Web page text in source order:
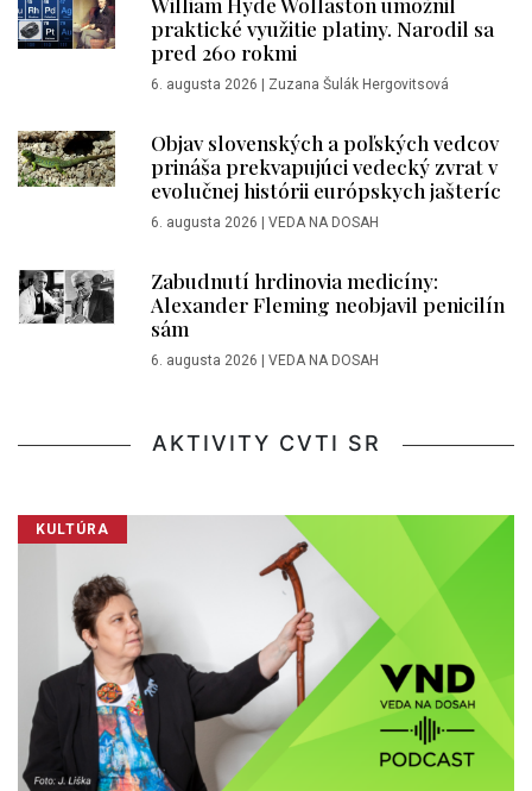
praktické využitie platiny. Narodil sa
pred 260 rokmi
6. augusta 2026 Zuzana Šulák Hergovitsová
Objav slovenských a poľských vedcov
prináša prekvapujúci vedecký zvrat v
evolučnej histórii európskych jašteríc
6. augusta 2026 VEDA NA DOSAH
Zabudnutí hrdinovia medicíny:
Alexander Fleming neobjavil penicilín
sám
6. augusta 2026 VEDA NA DOSAH
AKTIVITY CVTI SR
KULTÚRA